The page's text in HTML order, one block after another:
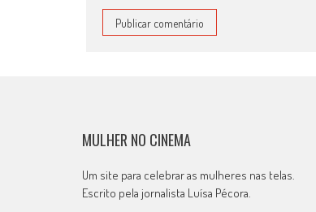
MULHER NO CINEMA
Um site para celebrar as mulheres nas telas.
Escrito pela jornalista Luísa Pécora.